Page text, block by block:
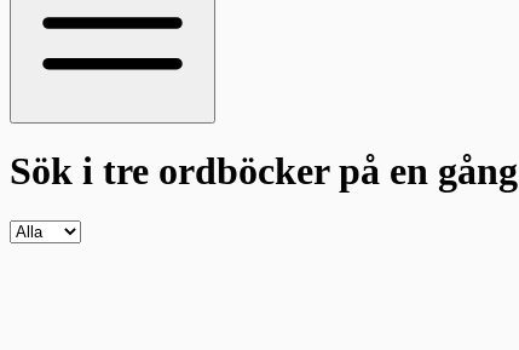
Sök i tre ordböckerpå en gång